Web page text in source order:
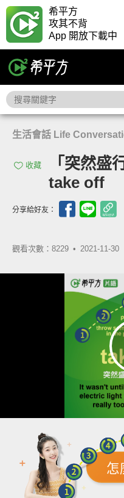
希平方
攻其不背
App 開放下載中
生活會話 Life
收藏
「突然盛
take off
分享給好友：
觀看次數：8229 • 2021-11-30
怎